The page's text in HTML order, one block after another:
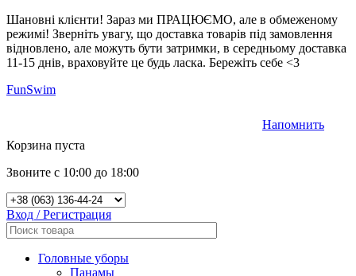
Шановні клієнти! Зараз ми ПРАЦЮЄМО, але в обмеженому
режимі! Зверніть увагу, що доставка товарів під замовлення
відновлено, але можуть бути затримки, в середньому доставка
11-15 днів, враховуйте це будь ласка. Бережіть себе <3
FunSwim
Корзина пуста
Звоните с 10:00 до 18:00
Вход / Регистрация
Головные уборы
Панамы
Напомнить